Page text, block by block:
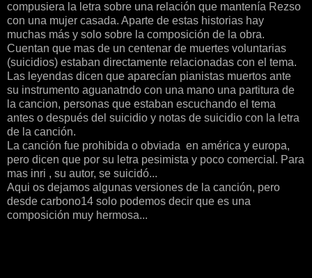
compusiera la letra sobre una relación que mantenía Rezso
con una mujer casada. Aparte de estas historias hay
muchas más y solo sobre la composición de la obra.
Cuentan que mas de un centenar de muertes voluntarias
(suicidios) estaban directamente relacionadas con el tema.
Las leyendas dicen que aparecían pianistas muertos ante
su instrumento aguanatndo con una mano una partitura de
la cancion, personas que estaban escuchando el tema
antes o después del suicidio y notas de suicidio con la letra
de la canción.
La canción fue prohibida o obviada en américa y europa,
pero dicen que por su letra pesimista y poco comercial. Para
mas inri , su autor, se suicidó...
Aqui os dejamos algunas versiones de la canción, pero
desde carbono14 solo podemos decir que es una
composición muy hermosa...